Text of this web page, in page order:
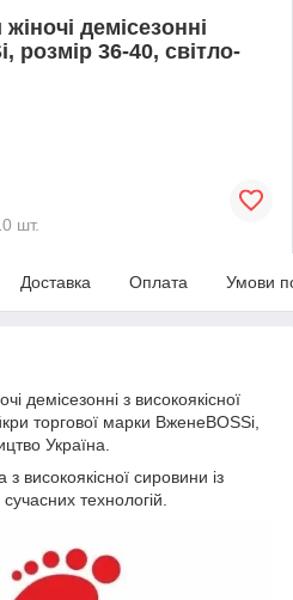
демісезонні
розмір 36-40, світло-
шт.
Доставка Оплата Умови
демісезонні з високоякісної
торгової марки ВженеBOSSі,
Україна.
високоякісної сировини із
технологій.